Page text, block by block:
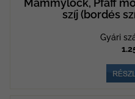
Mammylock, Pfaff
szíj (bordés
Gyári